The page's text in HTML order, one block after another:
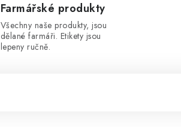
Farmářské produkty
Všechny naše produkty, jsou
dělané farmáři. Etikety jsou
lepeny ručně.